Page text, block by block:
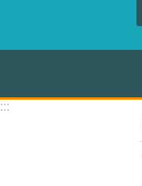
:::